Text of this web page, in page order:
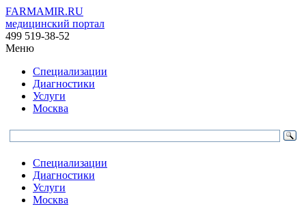
FARMAMIR.RU
медицинский портал
499 519-38-52
Меню
Специализации
Диагностики
Услуги
Москва
Специализации
Диагностики
Услуги
Москва